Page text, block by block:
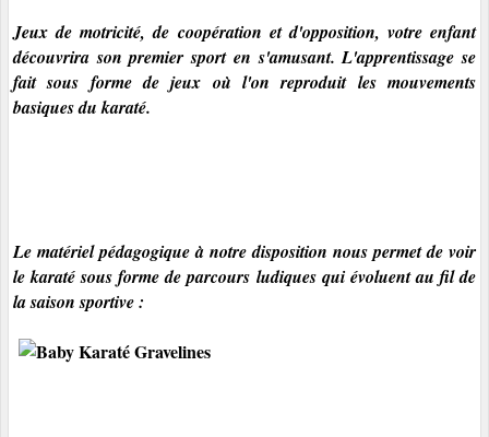
Jeux de motricité, de coopération et d'opposition, votre enfant
découvrira son premier sport en s'amusant. L'apprentissage se
fait sous forme de jeux où l'on reproduit les mouvements
basiques du karaté.
Le matériel pédagogique à notre disposition nous permet de voir
le karaté sous forme de parcours ludiques qui évoluent au fil de
la saison sportive :